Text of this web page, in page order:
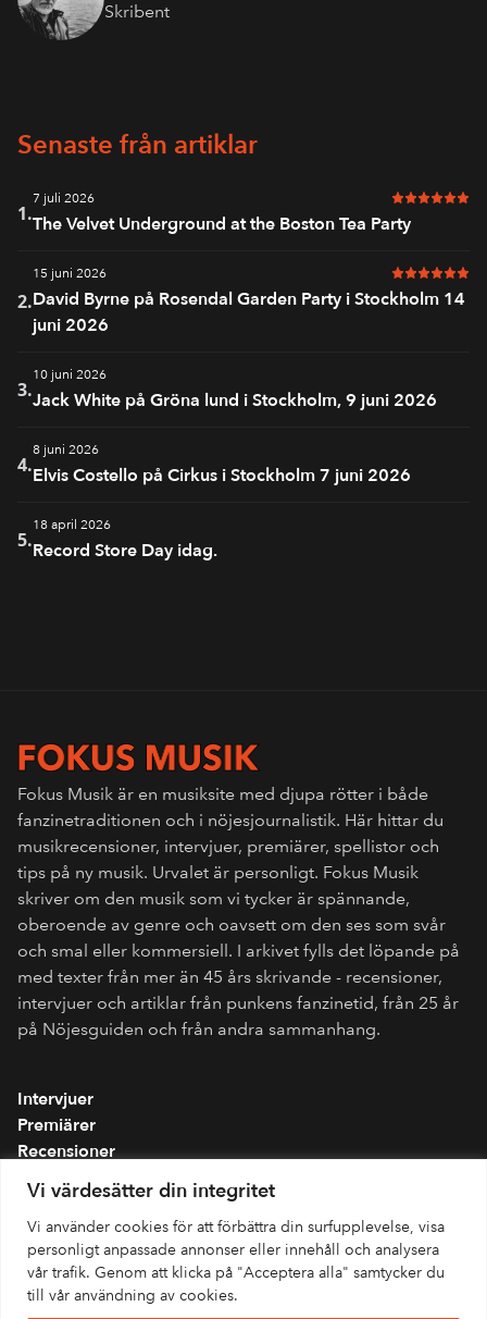
Vi värdesätter din integritet
Vi använder cookies för att förbättra din surfupplevelse, visa
personligt anpassade annonser eller innehåll och analysera
vår trafik. Genom att klicka på "Acceptera alla" samtycker du
till vår användning av cookies.
Skribent
Senaste från artiklar
1.
7 juli 2026 6 av 6 i
The Velvet Underground at the Boston Tea Party
2.
15 juni 2026 6 av 6 i
David Byrne på Rosendal Garden Party i Stockholm 14
juni 2026
3.
10 juni 2026
Jack White på Gröna lund i Stockholm, 9 juni 2026
4.
8 juni 2026
Elvis Costello på Cirkus i Stockholm 7 juni 2026
5.
18 april 2026
Record Store Day idag.
Fokus Musik är en musiksite med djupa rötter i både
fanzinetraditionen och i nöjesjournalistik. Här hittar du
musikrecensioner, intervjuer, premiärer, spellistor och
tips på ny musik. Urvalet är personligt. Fokus Musik
skriver om den musik som vi tycker är spännande,
oberoende av genre och oavsett om den ses som svår
och smal eller kommersiell. I arkivet fylls det löpande på
med texter från mer än 45 års skrivande - recensioner,
intervjuer och artiklar från punkens fanzinetid, från 25 år
på Nöjesguiden och från andra sammanhang.
Intervjuer
Premiärer
Recensioner
Spellistor
Om folkmusik.se
Integritetspolicy